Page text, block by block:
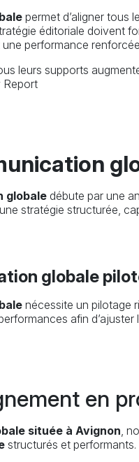
permet d’aligner tous
éditoriale doivent
performance
leurs supports
Report
globaledébute par une
stratégie structurée,
globale
nécessite un pilotage
afin
en
située à Avignon,
structurés et performants.